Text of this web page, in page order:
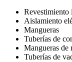
Aislamiento
Mangueras
Tuberías de
Mangueras de
Tuberías de